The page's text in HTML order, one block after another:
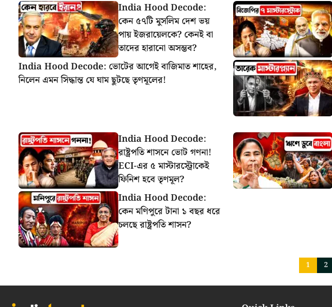
India Hood Decode:
কেন ৫৭টি মুসলিম দেশ ভয়
পায় ইজরায়েলকে? কেনই বা
তাদের হারানো অসম্ভব?
India Hood Decode: ভোটের আগেই বাজিমাত শাহের,
নিলেন এমন সিদ্ধান্ত যে ঘাম ছুটছে তৃণমূলের!
India Hood Decode:
রাষ্ট্রপতি শাসনে ভোট গণনা!
ECI-এর ৫ মাস্টারস্ট্রোকেই
ফিনিশ হবে তৃণমূল?
India Hood Decode:
কেন মণিপুরে টানা ১ বছর ধরে
চলছে রাষ্ট্রপতি শাসন?
1 2